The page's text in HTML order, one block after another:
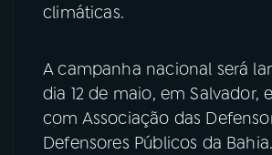
climáticas.
A campanha nacional será
dia 12 de maio, em Salvador,
com Associação das
Defensores Públicos da Bahia.